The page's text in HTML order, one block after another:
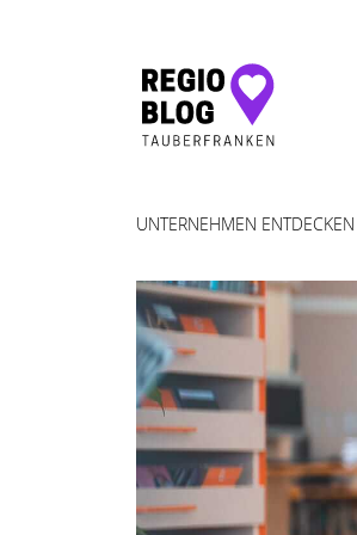
Hauptnavigation
UNTERNEHMEN ENTDECKEN